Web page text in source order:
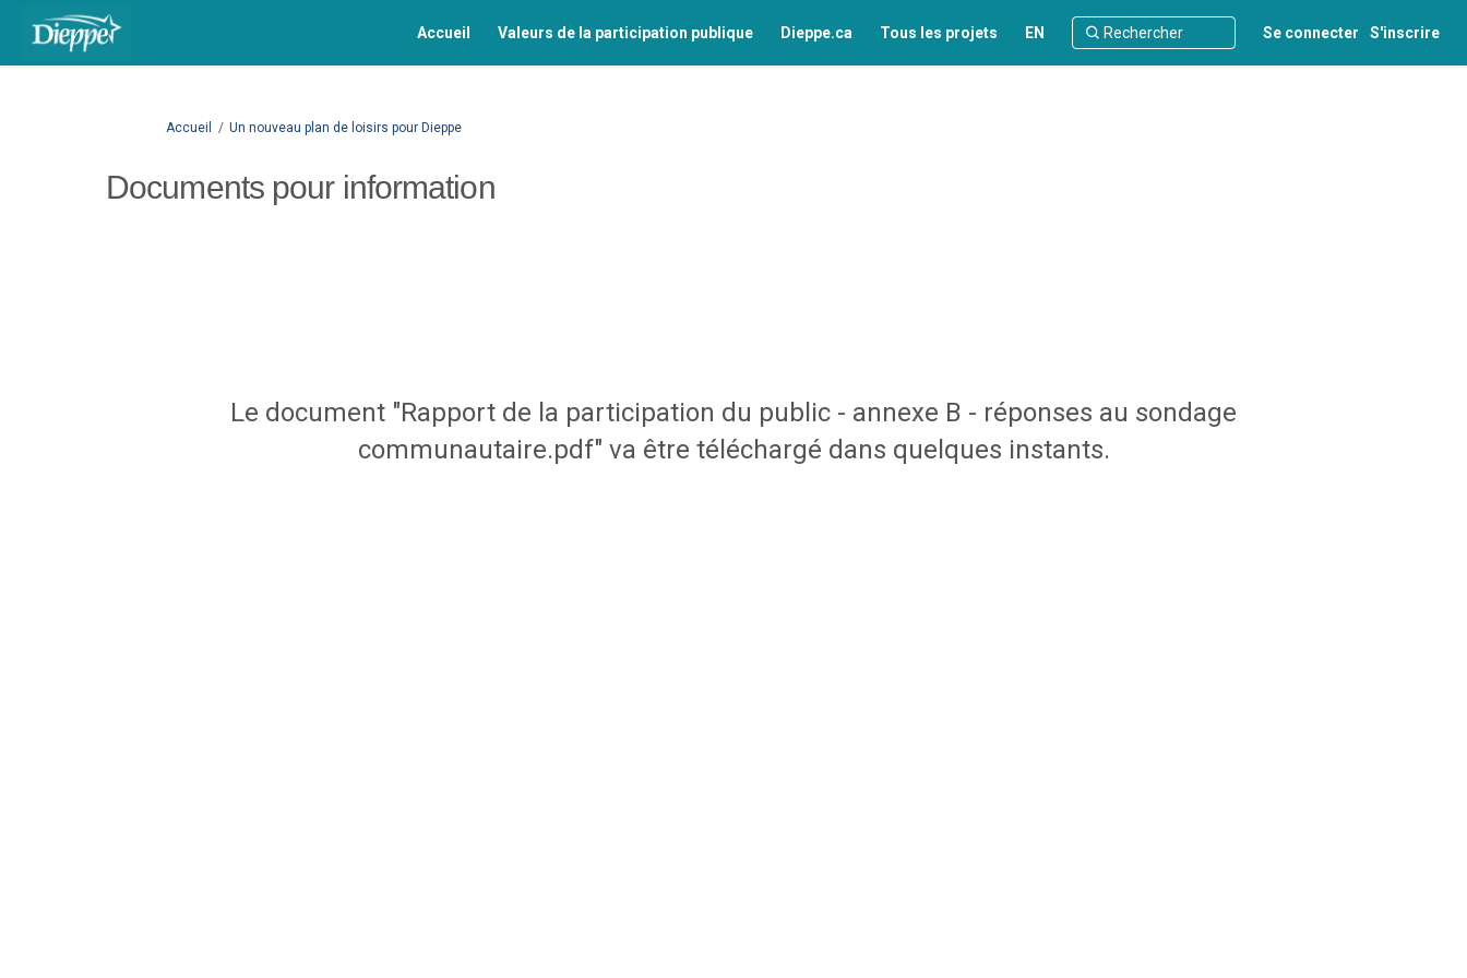
Accueil Valeurs de la participation publique Dieppe.ca Tous les projets EN Se connecter S'inscrire
Vous êtes ici:
Accueil Un nouveau plan de loisirs pour Dieppe
Documents pour information
Le document "Rapport de la participation du public - annexe B - réponses au sondage
communautaire.pdf" va être téléchargé dans quelques instants.